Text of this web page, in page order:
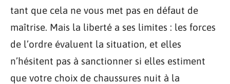
tant que cela ne vous met pas en défaut de
maîtrise. Mais la liberté a ses limites : les forces
de l’ordre évaluent la situation, et elles
n’hésitent pas à sanctionner si elles estiment
que votre choix de chaussures nuit à la